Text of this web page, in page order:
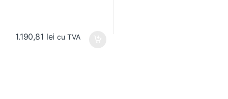
1.190,81 lei cu TVA